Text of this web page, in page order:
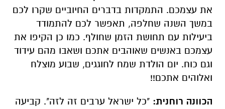
את עצמכם. התמקדות בדברים החיוביים שקרו לכם
במשך השנה שחלפה, תאפשר לכם להתמודד
ביעילות עם תחושת הזמן שחולף. כמו כן הקיפו את
עצמכם באנשים שאוהבים אתכם ושאבו מהם עידוד
וגם כוח. יום הולדת שמח לחוגגים, שבוע מוצלח
ואלוהים אתכם!!
הכוונה רוחנית: "כל ישראל ערבים זה לזה". קביעה